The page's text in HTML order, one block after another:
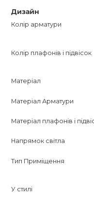
Будь ласка, уточнюйте
менеджерів.
затишну атмосферу і
життя, і буде служити
Зверніть увагу на цю
інтер'єр ще
Дизайн
Колір арматури
Колір плафонів і підвісок
Матеріал
Матеріал Арматури
Матеріал плафонів і
Напрямок світла
Тип Приміщення
У стилі